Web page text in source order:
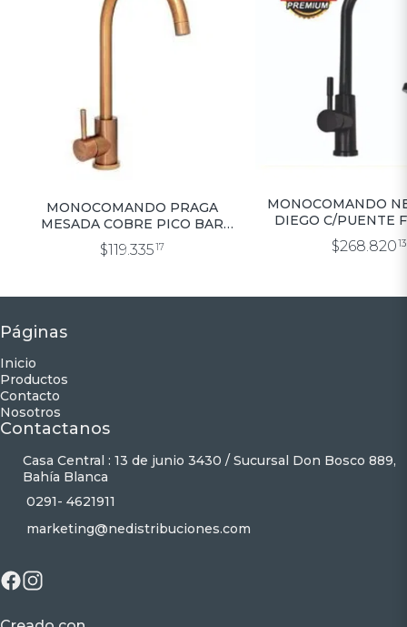
MONOCOMANDO PRAGA
MESADA COBRE PICO BAR
(7356)
$119.33517
MONOCOMANDO
DIEGO C/PUENTE FLEXIBLE
(7235)
$268.82013
Páginas
Inicio
Productos
Contacto
Nosotros
Contactanos
Casa Central : 13 de junio 3430 / Sucursal Don Bosco 889,
Bahía Blanca
0291- 4621911
marketing@nedistribuciones.com